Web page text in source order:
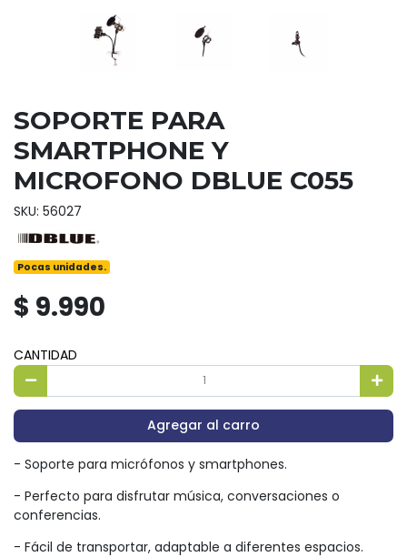
SOPORTE PARA
SMARTPHONE Y
MICROFONO DBLUE C055
SKU: 56027
Pocas unidades.
$ 9.990
CANTIDAD
Agregar al carro
- Soporte para micrófonos y smartphones.
- Perfecto para disfrutar música, conversaciones o
conferencias.
- Fácil de transportar, adaptable a diferentes espacios.